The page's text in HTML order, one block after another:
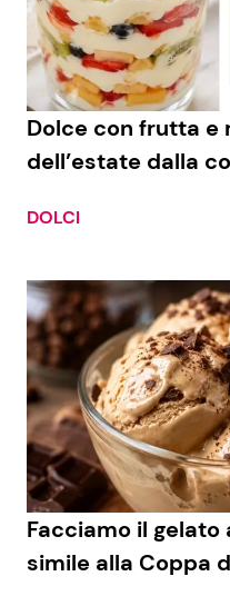
Dolce con frutta e
dell’estate dalla
DOLCI
Facciamo il
simile alla Coppa